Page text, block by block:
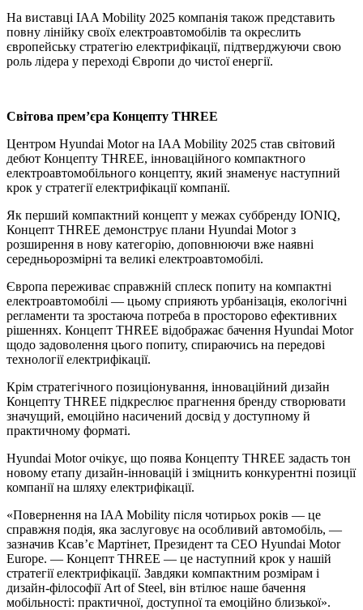
На виставці IAA Mobility 2025 компанія також представить
повну лінійку своїх електроавтомобілів та окреслить
європейську стратегію електрифікації, підтверджуючи свою
роль лідера у переході Європи до чистої енергії.
Світова прем’єра Концепту THREE
Центром Hyundai Motor на IAA Mobility 2025 став світовий
дебют Концепту THREE, інноваційного компактного
електроавтомобільного концепту, який знаменує наступний
крок у стратегії електрифікації компанії.
Як перший компактний концепт у межах суббренду IONIQ,
Концепт THREE демонструє плани Hyundai Motor з
розширення в нову категорію, доповнюючи вже наявні
середньорозмірні та великі електроавтомобілі.
Європа переживає справжній сплеск попиту на компактні
електроавтомобілі — цьому сприяють урбанізація, екологічні
регламенти та зростаюча потреба в просторово ефективних
рішеннях. Концепт THREE відображає бачення Hyundai Motor
щодо задоволення цього попиту, спираючись на передові
технології електрифікації.
Крім стратегічного позиціонування, інноваційний дизайн
Концепту THREE підкреслює прагнення бренду створювати
значущий, емоційно насичений досвід у доступному й
практичному форматі.
Hyundai Motor очікує, що поява Концепту THREE задасть тон
новому етапу дизайн-інновацій і зміцнить конкурентні позиції
компанії на шляху електрифікації.
«Повернення на IAA Mobility після чотирьох років — це
справжня подія, яка заслуговує на особливий автомобіль, —
зазначив Ксав’є Мартінет, Президент та CEO Hyundai Motor
Europe. — Концепт THREE — це наступний крок у нашій
стратегії електрифікації. Завдяки компактним розмірам і
дизайн-філософії Art of Steel, він втілює наше бачення
мобільності: практичної, доступної та емоційно близької».